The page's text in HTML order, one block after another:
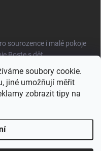
soubory cookie.
jiné umožňují měřit
zobrazit tipy na
sourozence i malé pokoje
Roste s dět...
pro malé prostory i
živo...